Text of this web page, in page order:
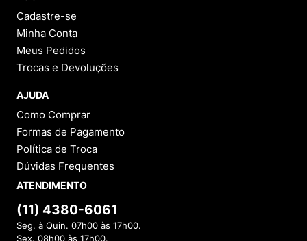
Avaliações
Ainda não foram feitas avaliações para este
produto, o que acha de deixar uma?
ESCREVER AVALIAÇÃO
Categorias